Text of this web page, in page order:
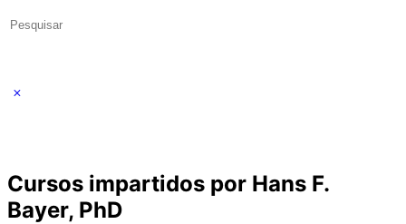
Search
Cursos impartidos por Hans F.
Bayer, PhD